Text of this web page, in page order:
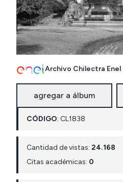
Archivo Chilectra Enel
agregar a álbum
CÓDIGO: CL1838
Cantidad de vistas: 24.168
Citas académicas: 0